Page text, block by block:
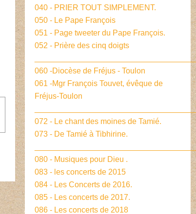
040 - PRIER TOUT SIMPLEMENT.
050 - Le Pape François
051 - Page tweeter du Pape François.
052 - Prière des cinq doigts
060 -Diocèse de Fréjus - Toulon
061 -Mgr François Touvet, évêque de
Fréjus-Toulon
072 - Le chant des moines de Tamié.
073 - De Tamié à Tibhirine.
080 - Musiques pour Dieu .
083 - les concerts de 2015
084 - Les Concerts de 2016.
085 - Les concerts de 2017.
086 - Les concerts de 2018